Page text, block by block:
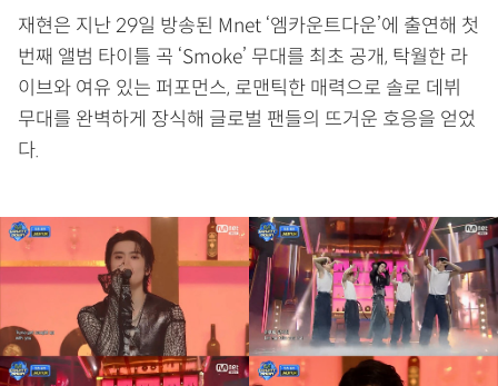
재현은 지난 29일 방송된 Mnet ‘엠카운트다운’에 출연해 첫
번째 앨범 타이틀 곡 ‘Smoke’ 무대를 최초 공개, 탁월한 라
이브와 여유 있는 퍼포먼스, 로맨틱한 매력으로 솔로 데뷔
무대를 완벽하게 장식해 글로벌 팬들의 뜨거운 호응을 얻었
다.